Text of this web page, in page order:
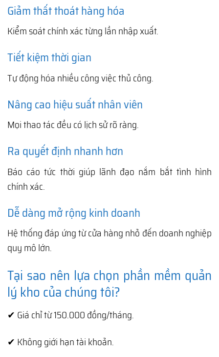
Giảm thất thoát hàng hóa
Kiểm soát chính xác từng lần nhập xuất.
Tiết kiệm thời gian
Tự động hóa nhiều công việc thủ công.
Nâng cao hiệu suất nhân viên
Mọi thao tác đều có lịch sử rõ ràng.
Ra quyết định nhanh hơn
Báo cáo tức thời giúp lãnh đạo nắm bắt tình hình
chính xác.
Dễ dàng mở rộng kinh doanh
Hệ thống đáp ứng từ cửa hàng nhỏ đến doanh nghiệp
quy mô lớn.
Tại sao nên lựa chọn phần mềm quản
lý kho của chúng tôi?
✔ Giá chỉ từ 150.000 đồng/tháng.
✔ Không giới hạn tài khoản.